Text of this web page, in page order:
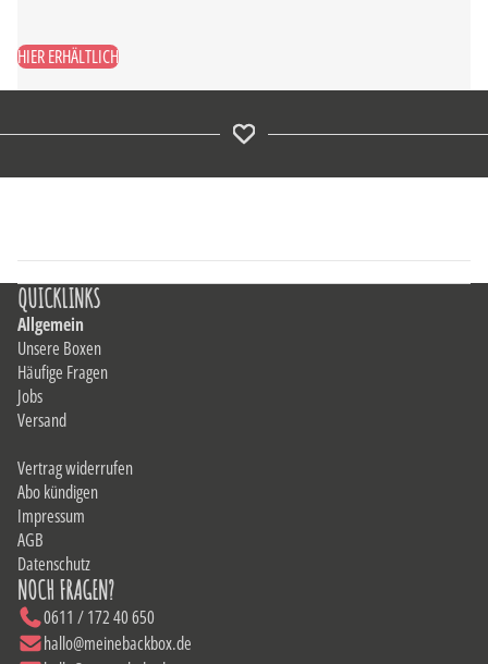
HIER ERHÄLTLICH
QUICKLINKS
Allgemein
Unsere Boxen
Häufige Fragen
Jobs
Versand
Vertrag widerrufen
Abo kündigen
Impressum
AGB
Datenschutz
NOCH FRAGEN?
0611 / 172 40 650
hallo@meinebackbox.de